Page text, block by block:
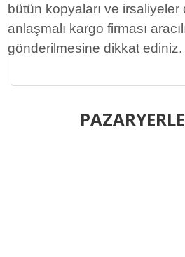
bütün kopyaları ve
anlaşmalı kargo firması
gönderilmesine dikkat ediniz.
Bu ürüne ilk yorumu
konularda yetersiz gördüğünüz
kullanarak tarafımıza iletebilirsiniz.